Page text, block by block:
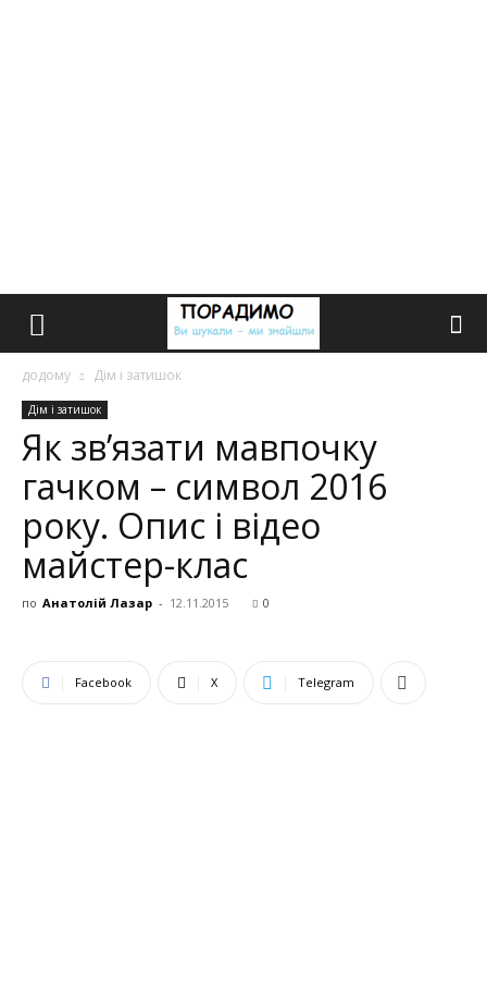
додому Дім і затишок
Дім і затишок
Як зв’язати мавпочку
гачком – символ 2016
року. Опис і відео
майстер-клас
по Анатолій Лазар - 12.11.2015 0
Facebook X Telegram